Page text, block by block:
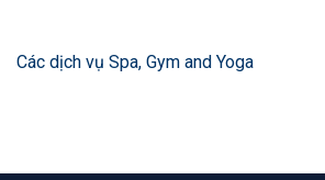
Các dịch vụ Spa, Gym and Yoga